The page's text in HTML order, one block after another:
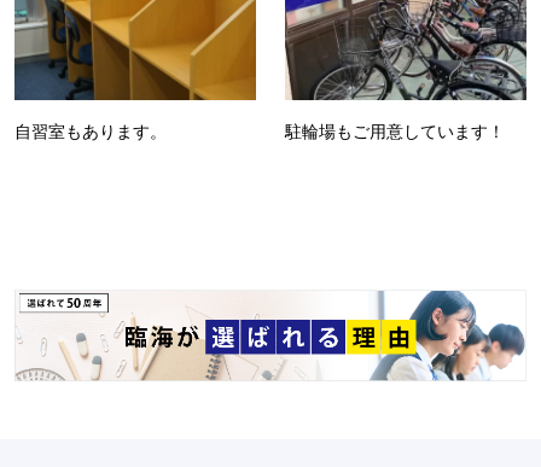
自習室もあります。 駐輪場もご用意しています！